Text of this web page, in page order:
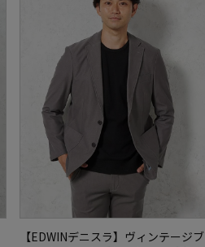
【EDWINデニスラ】ヴィンテージブ